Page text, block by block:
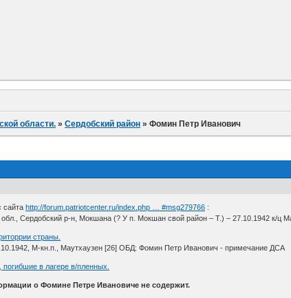
области. »Сердобский район »Фомин Петр Иванович
сайтаhttp://forum.patriotcenter.ru/index.php … #msg279766 :
Сердобский р-н, Мокшана (? У п. Мокшан свой район – Т.) – 27.10.1942 к/ц
страны.
М-кн.п., Маутхаузен [26] ОБД: Фомин Петр Иванович - примечание ДСА
в лагере в/пленных.
о Фомине Петре Ивановиче не содержит.